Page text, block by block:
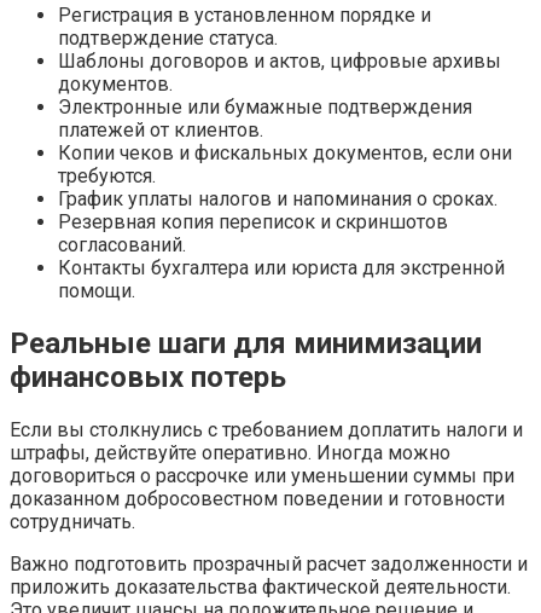
Регистрация в установленном порядке и
подтверждение статуса.
Шаблоны договоров и актов, цифровые архивы
документов.
Электронные или бумажные подтверждения
платежей от клиентов.
Копии чеков и фискальных документов, если они
требуются.
График уплаты налогов и напоминания о сроках.
Резервная копия переписок и скриншотов
согласований.
Контакты бухгалтера или юриста для экстренной
помощи.
Реальные шаги для минимизации
финансовых потерь
Если вы столкнулись с требованием доплатить налоги и
штрафы, действуйте оперативно. Иногда можно
договориться о рассрочке или уменьшении суммы при
доказанном добросовестном поведении и готовности
сотрудничать.
Важно подготовить прозрачный расчет задолженности и
приложить доказательства фактической деятельности.